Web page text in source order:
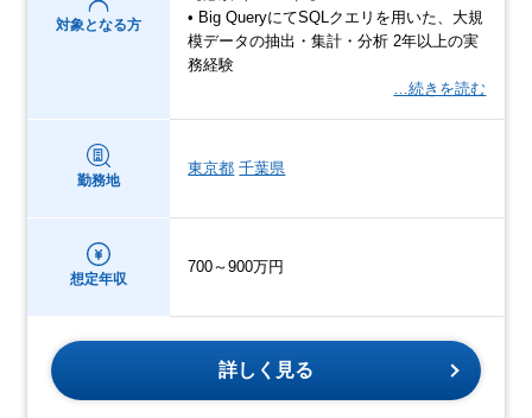
対象となる方
• Big QueryにてSQLクエリを用いた、大規
模データの抽出・集計・分析 2年以上の実
務経験
…続きを読む
勤務地
東京都 千葉県
想定年収
700～900万円
詳しく見る